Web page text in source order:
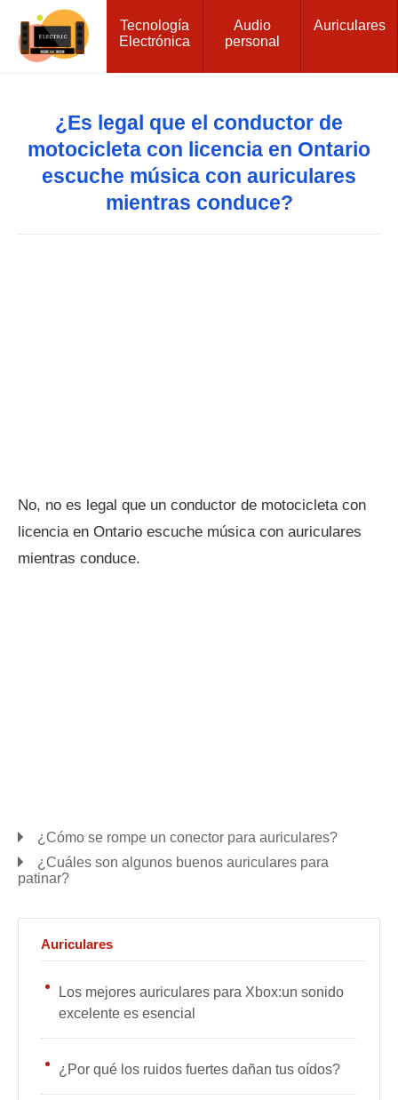
Tecnología
Electrónica
Audio
personal
Auriculares
¿Es legal que el conductor de
motocicleta con licencia en Ontario
escuche música con auriculares
mientras conduce?
No, no es legal que un conductor de motocicleta con
licencia en Ontario escuche música con auriculares
mientras conduce.
¿Cómo se rompe un conector para auriculares?
¿Cuáles son algunos buenos auriculares para
patinar?
Auriculares
Los mejores auriculares para Xbox:un sonido
excelente es esencial
¿Por qué los ruidos fuertes dañan tus oídos?